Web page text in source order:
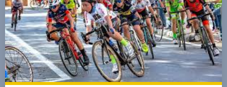
Corsi
Quesiti